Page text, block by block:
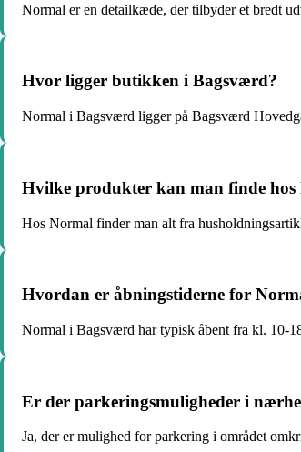
Normal er en detailkæde, der tilbyder et bredt
Hvor ligger butikken i Bagsværd?
Normal i Bagsværd ligger på Bagsværd
Hvilke produkter kan man finde
Hos Normal finder man alt fra
Hvordan er åbningstiderne for
Normal i Bagsværd har typisk åbent fra kl. 10-
Er der parkeringsmuligheder i
Ja, der er mulighed for parkering i området